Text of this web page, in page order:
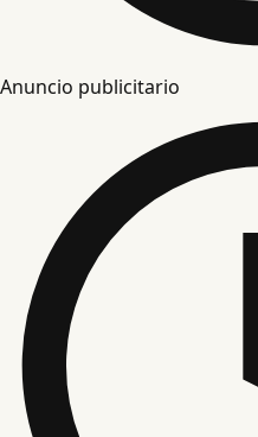
Anuncio publicitario